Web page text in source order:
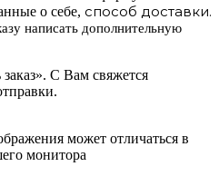
о себе, способ доставки.
написать дополнительную
С Вам свяжется
может отличаться в
монитора